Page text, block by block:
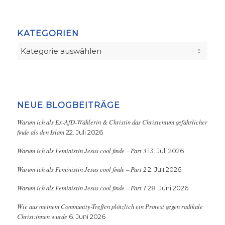
KATEGORIEN
Kategorien
NEUE BLOGBEITRÄGE
Warum ich als Ex-AfD-Wählerin & Christin das Christentum gefährlicher
finde als den Islam 22. Juli 2026
Warum ich als Feministin Jesus cool finde – Part 3 13. Juli 2026
Warum ich als Feministin Jesus cool finde – Part 2 2. Juli 2026
Warum ich als Feministin Jesus cool finde – Part 1 28. Juni 2026
Wie aus meinem Community-Treffen plötzlich ein Protest gegen radikale
Christ:innen wurde 6. Juni 2026